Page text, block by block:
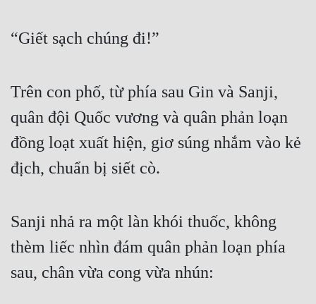
Cung Đấu
Cổ Tiên Hiệp
Cổ Đại
Dị Giới
Dị Năng
Gia Đấu
“Giết sạch chúng đi!”
Trên con phố, từ phía sau Gin và Sanji,
quân đội Quốc vương và quân phản loạn
đồng loạt xuất hiện, giơ súng nhắm vào kẻ
địch, chuẩn bị siết cò.
Sanji nhả ra một làn khói thuốc, không
thèm liếc nhìn đám quân phản loạn phía
sau, chân vừa cong vừa nhún: